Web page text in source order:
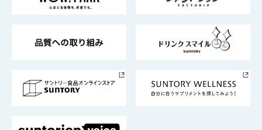
サントリーが考えるサステナビリティ経営
企業概要
採用情報